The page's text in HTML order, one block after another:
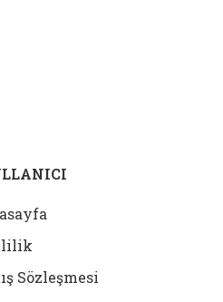
Sözleşmesi